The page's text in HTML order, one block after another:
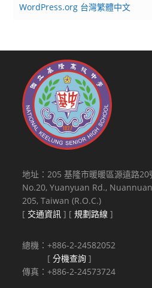
WordPress.org 台灣繁體中文
地址：205 基隆市暖暖區源遠路20
No.20, Yuanyuan Rd.,
205, Taiwan (R.O.C.)
[ 交通資訊 ] [規劃路線 ]
總機：+886-2-24582052
[分機查詢 ]
傳真：+886-2-24573724